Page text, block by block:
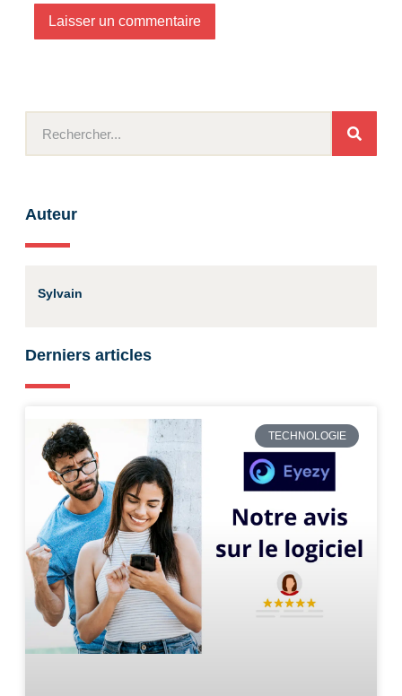
Auteur
Sylvain
Derniers articles
TECHNOLOGIE